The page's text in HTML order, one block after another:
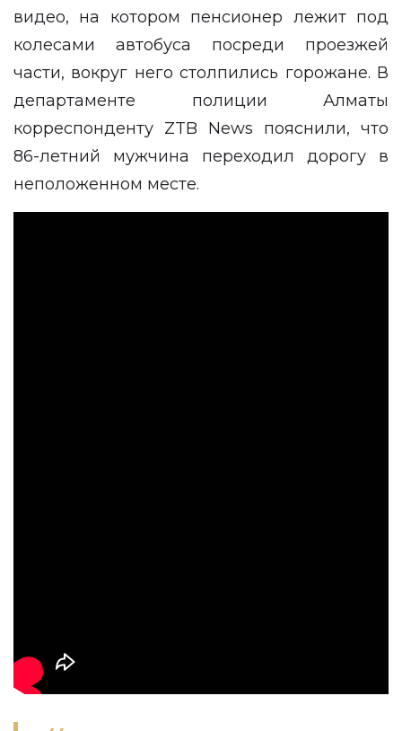
видео, на котором пенсионер лежит под
колесами автобуса посреди проезжей
части, вокруг него столпились горожане. В
департаменте полиции Алматы
корреспонденту ZTB News пояснили, что
86-летний мужчина переходил дорогу в
неположенном месте.